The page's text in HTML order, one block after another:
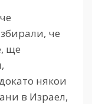
че
ще
някои
в Израел,